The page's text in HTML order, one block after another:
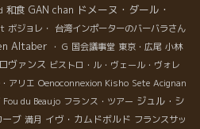
和食 GAN chan ドメーヌ・ダール・
ボジョレ・ 台湾インポーターのバーバラさん
Altaber ・ G 国会議事堂 東京・広尾 小林
ヴァンス ビストロ・ル・ヴェール・ヴォレ
アリエ Oenoconnexion Kisho Sete Acignan
Fou du Beaujo フランス・ツアー ジュル・シ
ーブ 満月 イヴ・カムドボルド フランスサッ